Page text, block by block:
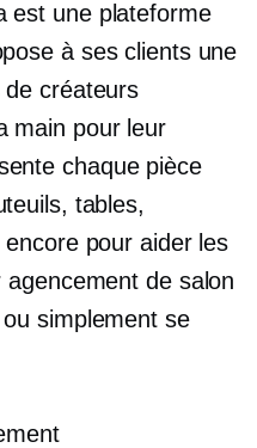
est une plateforme
à ses clients une
de créateurs
main pour leur
chaque pièce
tables,
pour aider les
de salon
simplement se